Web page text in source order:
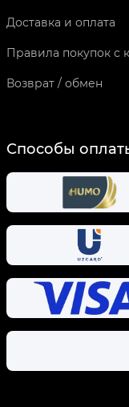
Доставка и оплата
Правила покупок с
Возврат / обмен
Способы